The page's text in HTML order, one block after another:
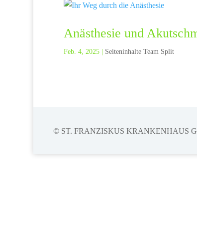
Anästhesie und
Feb. 4, 2025| Seiteninhalte Team Split
© ST. FRANZISKUS KRANKENHAUS